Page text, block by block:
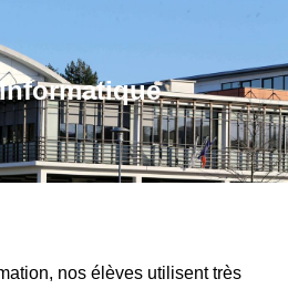
nos élèves utilisent très